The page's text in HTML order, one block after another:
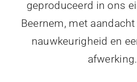
geproduceerd in ons
Beernem, met
nauwkeurigheid en
afwerking.